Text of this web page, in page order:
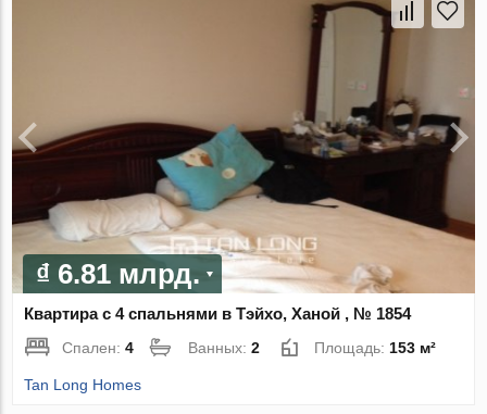
₫ 6.81 млрд.
Квартира с 4 спальнями в Тэйхо, Ханой , № 1854
Спален:4 Ванных:2 Площадь: 153 м²
Tan Long Homes